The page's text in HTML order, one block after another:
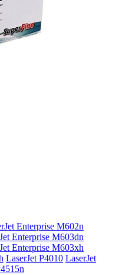
Enterprise M602n
Enterprise M603dn
Enterprise M603xh
LaserJet P4010 LaserJet